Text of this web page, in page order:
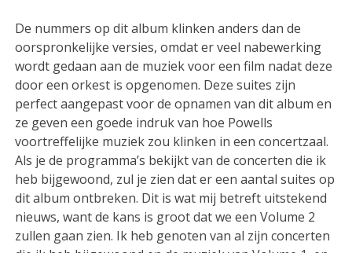
De nummers op dit album klinken anders dan de
oorspronkelijke versies, omdat er veel nabewerking
wordt gedaan aan de muziek voor een film nadat deze
door een orkest is opgenomen. Deze suites zijn
perfect aangepast voor de opnamen van dit album en
ze geven een goede indruk van hoe Powells
voortreffelijke muziek zou klinken in een concertzaal.
Als je de programma’s bekijkt van de concerten die ik
heb bijgewoond, zul je zien dat er een aantal suites op
dit album ontbreken. Dit is wat mij betreft uitstekend
nieuws, want de kans is groot dat we een Volume 2
zullen gaan zien. Ik heb genoten van al zijn concerten